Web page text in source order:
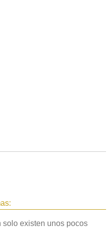
solo existen unos pocos